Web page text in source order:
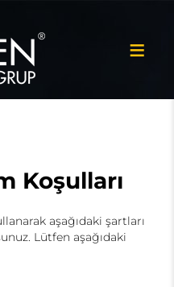
Koşulları
aşağıdaki şartları
Lütfen aşağıdaki